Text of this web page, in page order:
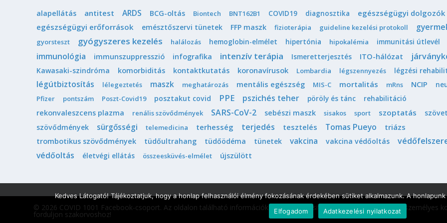
alapellátás antitest ARDS BCG-oltás Biontech BNT162B1 COVID19 diagnosztika
egészségügyi dolgozók
egészségügyi erőforrások
emésztőszervi tünetek FFP maszk fizioterápia guideline kezelési protokoll
gyorsteszt gyógyszeres kezelés halálozás hemoglobin-elmélet hipertónia hipokalémia immunitási útlevél
immunológia immunszuppresszió infografika intenzív terápia Ismeretterjesztés ITO-hálózat
Kawasaki-szindróma komorbiditás kontaktkutatás koronavírusok Lombardia légszennyezés légzési
légútbiztosítás lélegeztetés maszk meghatározás mentális egészség MIS-C mortalitás mRns NCIP
Pfizer pontszám Poszt-Covid19 posztakut covid PPE pszichés teher pöröly és tánc
rehabilitáció
rekonvaleszcens plazma
renális szövődmények SARS-CoV-2 sebészi maszk sisakos sport szoptatás
szövődmények
sürgősségi telemedicina terhesség terjedés tesztelés Tomas Pueyo triázs
trombotikus szövődmények tüdőultrahang tüdőödéma tünetek vakcina vakcina védőoltás
védőoltás
életvégi ellátás összeesküvés-elmélet újszülött
© 2026 COVID 1001 Facebook-csoport. Az oldalon található információk nem helyettesítik a szakemberrel történő személyes
forduljon szakorvoshoz!
Kedves Látogató! Tájékoztatjuk, hogy a honlap felhasználói élmény fokozásának érdekében sütiket alkalmazunk. A
Elfogadom
Adatkezelési nyilatkozat